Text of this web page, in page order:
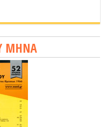
ΜΗΝΑ